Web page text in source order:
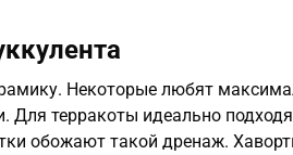
Некоторые любят
Для терракоты идеально
обожают такой дренаж.